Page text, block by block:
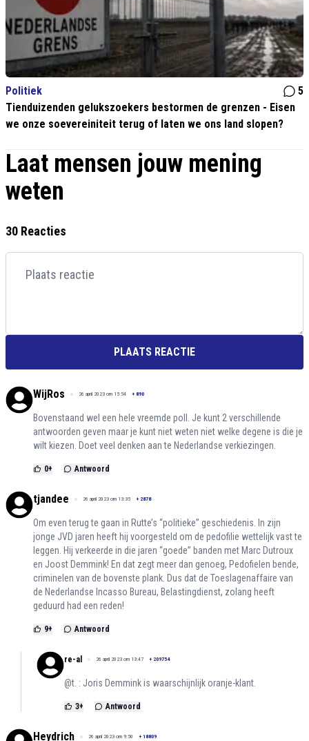
Politiek
5
Tienduizenden gelukszoekers bestormen de grenzen - Eisen
we onze soevereiniteit terug of laten we ons land slopen?
Laat mensen jouw mening
weten
30 Reacties
PLAATS REACTIE
WijRos 26 april 2023 om 15:54 + 890
Bovenstaand wel een hele vreemde poll. Je kunt 2 verschillende
antwoorden geven maar je kunt niet weten niet welke degene is die je
wilt kiezen. Doet veel denken aan te Nederlandse verkiezingen.
0+ Antwoord
tjandee 26 april 2023 om 13:35 + 2878
Om even terug te gaan in Rutte’s “politieke” geschiedenis. In zijn
jonge JVD jaren heeft hij voorgesteld om de pedofilie wettelijk vast te
leggen. Hij verkeerde in die jaren “goede” banden met Marc Dutroux
en Joost Demmink! En dat zegt meer dan genoeg, Pedofielen bende,
criminelen van de bovenste plank. Dus dat de Toeslagenaffaire van
de Nederlandse Incasso Bureau, Belastingdienst, zolang heeft
geduurd had een reden!
9+ Antwoord
re-al 26 april 2023 om 13:47 + 209754
@t. : Joris Demmink is waarschijnlijk oranje-klant.
3+ Antwoord
Heydrich 26 april 2023 om 9:50 + 18809